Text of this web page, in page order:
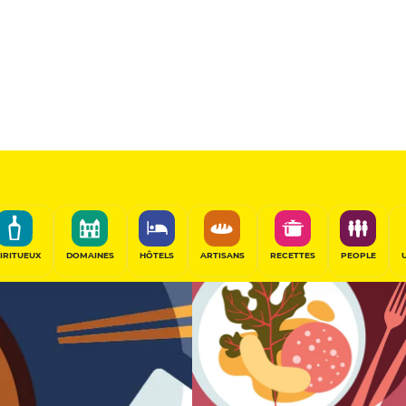
DOMAINES HÔTELS ARTISANS RECETTES PEOPLE